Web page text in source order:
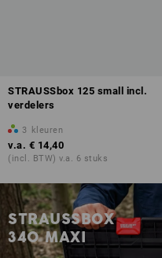
STRAUSSbox 125 small incl.
verdelers
3 kleuren
v.a. € 14,40
(incl. BTW) v.a. 6 stuks
STRAUSSBOX
340 MAXI